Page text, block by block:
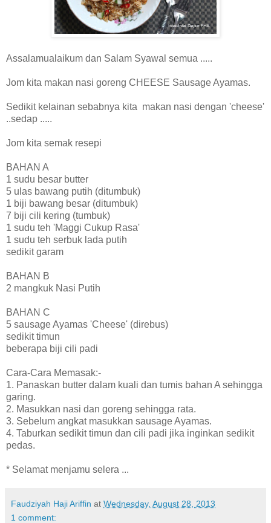
Assalamualaikum dan Salam Syawal semua .....
Jom kita makan nasi goreng CHEESE Sausage Ayamas.
Sedikit kelainan sebabnya kita makan nasi dengan 'cheese'
..sedap .....
Jom kita semak resepi
BAHAN A
1 sudu besar butter
5 ulas bawang putih (ditumbuk)
1 biji bawang besar (ditumbuk)
7 biji cili kering (tumbuk)
1 sudu teh 'Maggi Cukup Rasa'
1 sudu teh serbuk lada putih
sedikit garam
BAHAN B
2 mangkuk Nasi Putih
BAHAN C
5 sausage Ayamas 'Cheese' (direbus)
sedikit timun
beberapa biji cili padi
Cara-Cara Memasak:-
1. Panaskan butter dalam kuali dan tumis bahan A sehingga
garing.
2. Masukkan nasi dan goreng sehingga rata.
3. Sebelum angkat masukkan sausage Ayamas.
4. Taburkan sedikit timun dan cili padi jika inginkan sedikit
pedas.
* Selamat menjamu selera ...
Faudziyah Haji Ariffin at Wednesday, August 28, 2013
1 comment: